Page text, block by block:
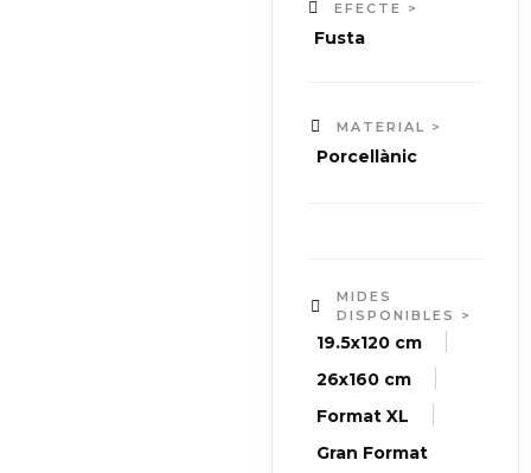
EFECTE >
Fusta
MATERIAL >
Porcellànic
MIDES
DISPONIBLES >
19.5x120 cm
26x160 cm
Format XL
Gran Format